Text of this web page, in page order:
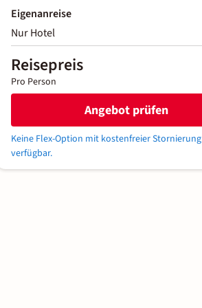
Eigenanreise
Nur Hotel
Reisepreis
Pro Person
Angebot prüfen
Keine Flex-Option mit kostenfreier Stornierung
verfügbar.